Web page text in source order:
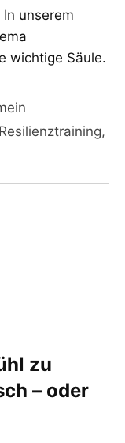
unserem
wichtige Säule.
Resilienztraining,
zu
– oder